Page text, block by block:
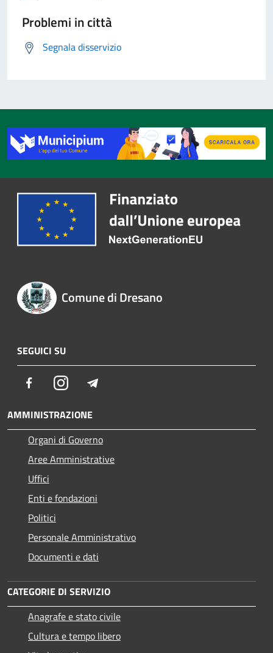
Problemi in città
Segnala disservizio
Comune di Dresano
SEGUICI SU
FacebookInstagram
AMMINISTRAZIONE
Organi di Governo
Aree Amministrative
Uffici
Enti e fondazioni
Politici
Personale Amministrativo
Documenti e dati
CATEGORIE DI SERVIZIO
Anagrafe e stato civile
Cultura e tempo libero